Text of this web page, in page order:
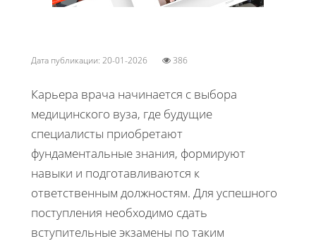
Дата публикации: 20-01-2026 386
Карьера врача начинается с выбора
медицинского вуза, где будущие
специалисты приобретают
фундаментальные знания, формируют
навыки и подготавливаются к
ответственным должностям. Для успешного
поступления необходимо сдать
вступительные экзамены по таким